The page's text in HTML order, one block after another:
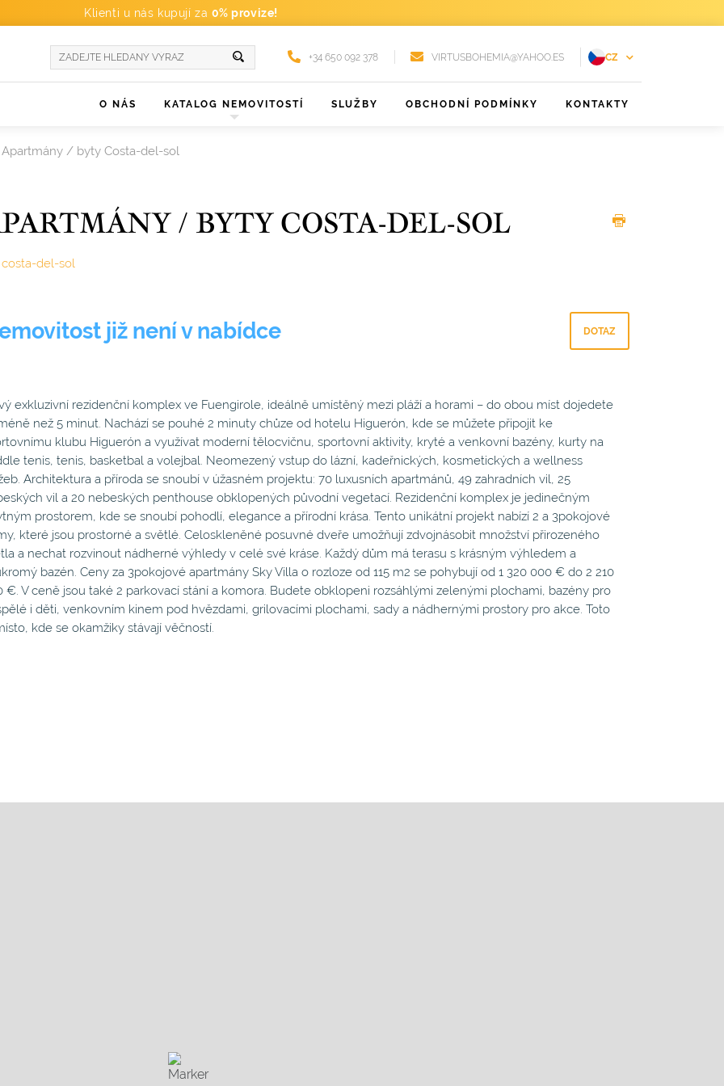
Klienti u nás kupují za 0% provize!
+34 650 092 378 VIRTUSBOHEMIA@YAHOO.ES CZ
O NÁS KATALOG NEMOVITOSTÍ SLUŽBY OBCHODNÍ PODMÍNKY KONTAKTY
Apartmány / byty Costa-del-sol
/ BYTY COSTA-DEL-SOL
costa-del-sol
již není v nabídce DOTAZ
exkluzivní rezidenční komplex ve Fuengirole, ideálně umístěný mezi pláží a horami – do obou míst dojedete
než 5 minut. Nachází se pouhé 2 minuty chůze od hotelu Higuerón, kde se můžete připojit ke
klubu Higuerón a využívat moderní tělocvičnu, sportovní aktivity, kryté a venkovní bazény, kurty na
tenis, tenis, basketbal a volejbal. Neomezený vstup do lázní, kadeřnických, kosmetických a wellness
Architektura a příroda se snoubí v úžasném projektu: 70 luxusních apartmánů, 49 zahradních vil, 25
vil a 20 nebeských penthouse obklopených původní vegetací. Rezidenční komplex je jedinečným
prostorem, kde se snoubí pohodlí, elegance a přírodní krása. Tento unikátní projekt nabízí 2 a 3pokojové
které jsou prostorné a světlé. Celoskleněné posuvné dveře umožňují zdvojnásobit množství přirozeného
a nechat rozvinout nádherné výhledy v celé své kráse. Každý dům má terasu s krásným výhledem a
bazén. Ceny za 3pokojové apartmány Sky Villa o rozloze od 115 m2 se pohybují od 1 320 000 € do 2 210
€. V ceně jsou také 2 parkovací stání a komora. Budete obklopeni rozsáhlými zelenými plochami, bazény pro
i děti, venkovním kinem pod hvězdami, grilovacími plochami, sady a nádhernými prostory pro akce. Toto
kde se okamžiky stávají věčností.